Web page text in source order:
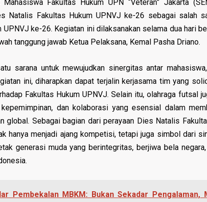
Fakultas Hukum UPN “Veteran” Jakarta
Natalis Fakultas Hukum UPNVJ ke-26 sebagai salah
ke-26. Kegiatan ini dilaksanakan selama dua hari
tanggung jawab Ketua Pelaksana, Kemal Pasha Driano.
sarana untuk mewujudkan sinergitas antar
ini, diharapkan dapat terjalin kerjasama tim yang
Fakultas Hukum UPNVJ. Selain itu, olahraga futsal
dan kolaborasi yang esensial dalam
global. Sebagai bagian dari perayaan Dies Natalis
hanya menjadi ajang kompetisi, tetapi juga simbol dari
generasi muda yang berintegritas, berjiwa bela
Pembekalan MBKM: Bukan Sekadar Pengalaman,